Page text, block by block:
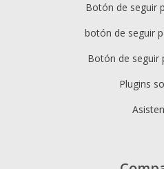
Botón de seguir
botón de seguir
Botón de seguir
Plugins